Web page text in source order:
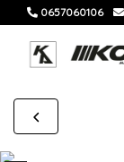
0657060106